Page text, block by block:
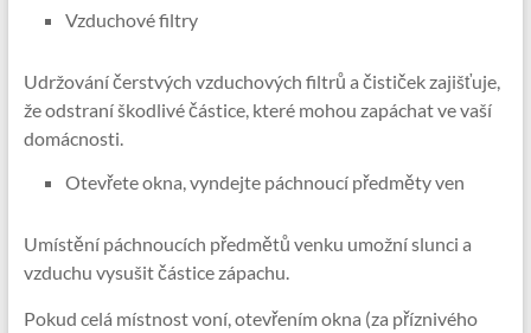
Vzduchové filtry
Udržování čerstvých vzduchových filtrů a čističek zajišťuje,
že odstraní škodlivé částice, které mohou zapáchat ve vaší
domácnosti.
Otevřete okna, vyndejte páchnoucí předměty ven
Umístění páchnoucích předmětů venku umožní slunci a
vzduchu vysušit částice zápachu.
Pokud celá místnost voní, otevřením okna (za příznivého